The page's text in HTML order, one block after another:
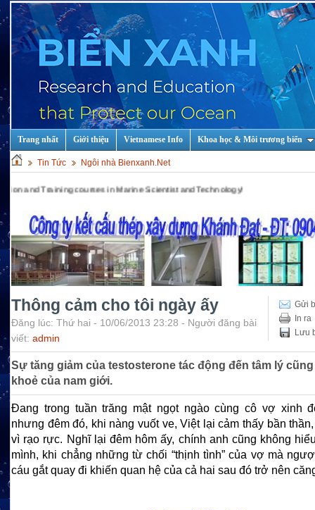
Trang nhất Giới thiệu Vietnamese Info Khoa học & Môi trương biển
Tin Tức Ngôi nhà Bienxanh.Net
courses in Marine Scientist and Technology!
Gửi
In ra
Lưu
Thông cảm cho tôi ngày ấy
Đăng lúc: Thứ hai - 10/06/2013 23:28 - Người đăng bài
viết: admin
Sự tăng giảm của testosterone tác động đến tâm lý
khoẻ của nam giới.
Đang trong tuần trăng mật ngọt ngào cùng cô vợ xinh
nhưng đêm đó, khi nàng vuốt ve, Việt lại cảm thấy bần
vì rạo rực. Nghĩ lại đêm hôm ấy, chính anh cũng không
mình, khi chẳng những từ chối “thịnh tình” của vợ mà
cáu gắt quay đi khiến quan hệ của cả hai sau đó trở nên